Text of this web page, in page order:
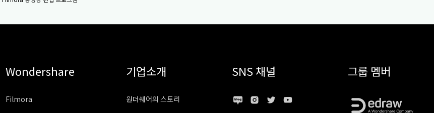
Wondershare
Filmora
기업소개
원더쉐어의 스토리
SNS 채널 그룹 멤버